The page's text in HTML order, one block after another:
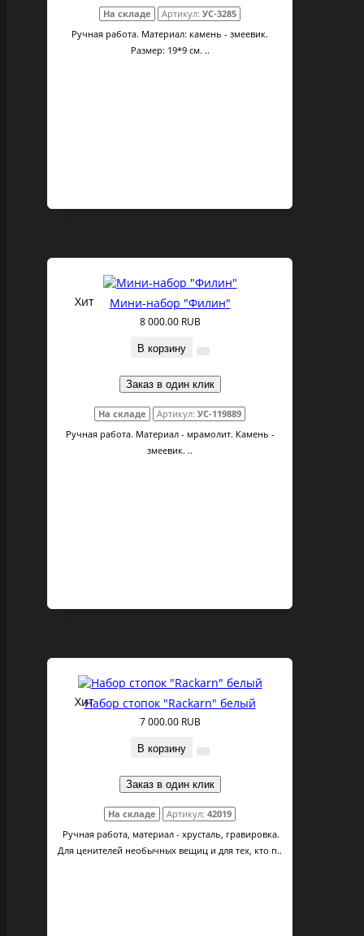
На складе Артикул: УС-3285
Ручная работа. Материал: камень - змеевик.
Размер: 19*9 см. ..
Хит Мини-набор "Филин"
8 000.00 RUB
В корзину
Заказ в один клик
На складе Артикул: УС-119889
Ручная работа. Материал - мрамолит. Камень -
змеевик. ..
ХитНабор стопок "Rackarn" белый
7 000.00 RUB
В корзину
Заказ в один клик
На складе Артикул: 42019
Ручная работа, материал - хрусталь, гравировка.
Для ценителей необычных вещиц и для тех, кто п..